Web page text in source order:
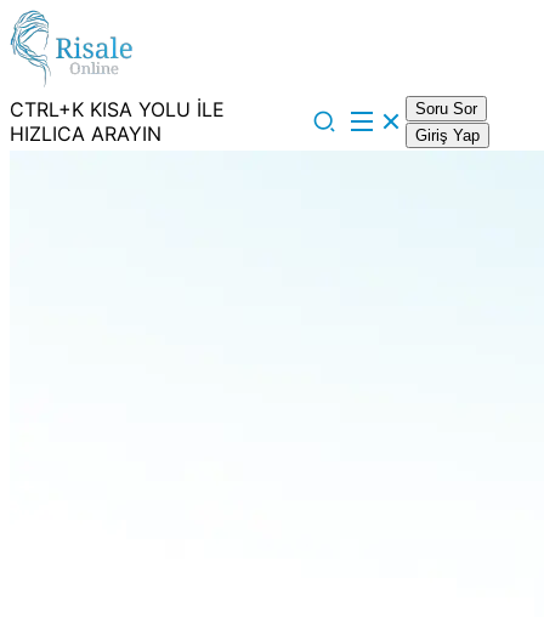
CTRL+K KISA YOLU İLE
HIZLICA ARAYIN
Soru Sor
Giriş Yap